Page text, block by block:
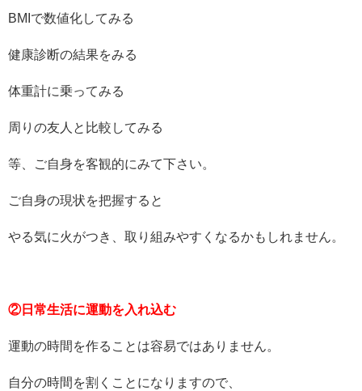
BMIで数値化してみる
健康診断の結果をみる
体重計に乗ってみる
周りの友人と比較してみる
等、ご自身を客観的にみて下さい。
ご自身の現状を把握すると
やる気に火がつき、取り組みやすくなるかもしれません。
②日常生活に運動を入れ込む
運動の時間を作ることは容易ではありません。
自分の時間を割くことになりますので、